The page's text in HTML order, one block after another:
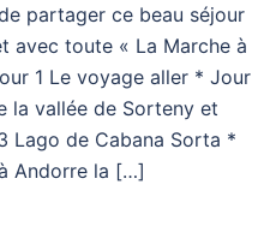
partager ce beau séjour
avec toute « La Marche à
1 Le voyage aller * Jour
la vallée de Sorteny et
Lago de Cabana Sorta *
Andorre la […]